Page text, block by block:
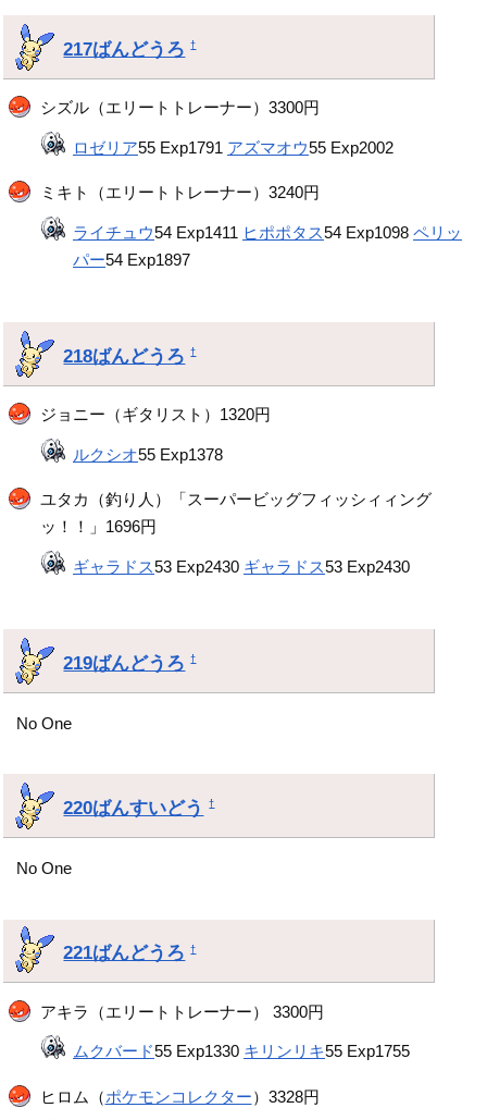
217ばんどうろ †
シズル（エリートトレーナー）3300円
ロゼリア55 Exp1791 アズマオウ55 Exp2002
ミキト（エリートトレーナー）3240円
ライチュウ54 Exp1411 ヒポポタス54 Exp1098ペリッ
パー54 Exp1897
218ばんどうろ †
ジョニー（ギタリスト）1320円
ルクシオ55 Exp1378
ユタカ（釣り人）「スーパービッグフィッシィィング
ッ！！」1696円
ギャラドス53 Exp2430 ギャラドス53 Exp2430
219ばんどうろ †
No One
220ばんすいどう †
No One
221ばんどうろ †
アキラ（エリートトレーナー） 3300円
ムクバード55 Exp1330 キリンリキ55 Exp1755
ヒロム（ポケモンコレクター）3328円